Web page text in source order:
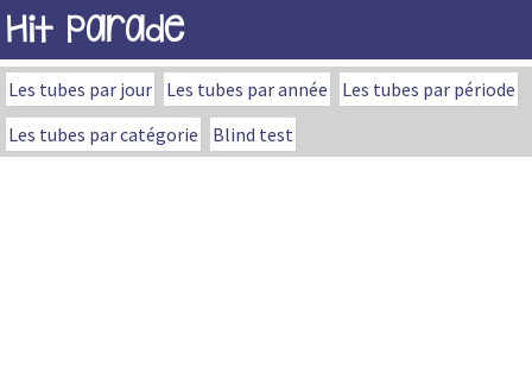
Hit Parade
Les tubes par jour Les tubes par année
Les tubes par période
Les tubes par catégorie
Blind test